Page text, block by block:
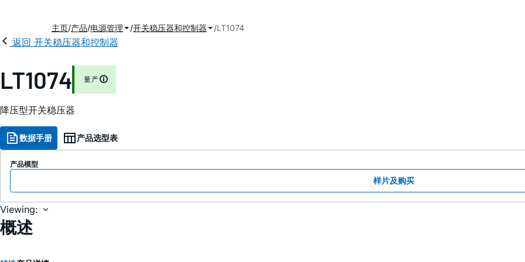
主页 产品 电源管理 开关稳压器和控制器 LT1074
返回 开关稳压器和控制器
LT1074 量产
降压型开关稳压器
数据手册 产品选型表
产品模型
样片及购买
Viewing:
概述